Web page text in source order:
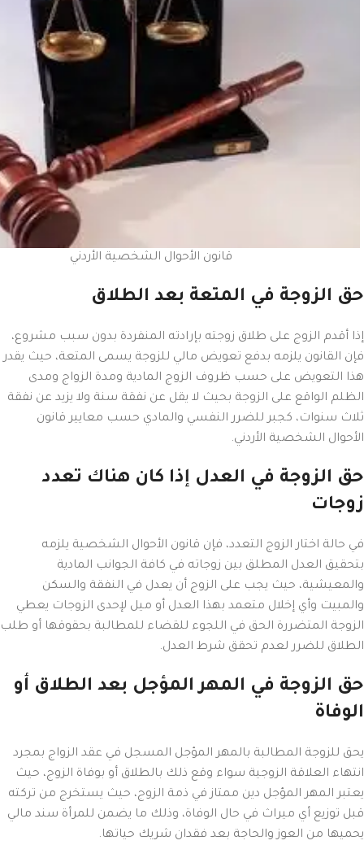
قانون الأحوال الشخصية الأردني
حق الزوجة في المتعة بعد الطلاق
إذا أقدم الزوج على طلاق زوجته بإرادته المنفردة بدون سبب مشروع،
فإن القانون يلزمه بدفع تعويض مالي للزوجة يسمى المتعة، حيث يقدر
هذا التعويض على حسب ظروف الزوج المادية ومدة الزواج ومدى
الظلم الواقع على الزوجة بحيث لا يقل عن نفقة سنة ولا يزيد عن نفقة
ثلاث سنوات، كجبر للضرر النفسي والمادي حسب معايير قانون
الأحوال الشخصية الأردني.
حق الزوجة في العدل إذا كان هناك تعدد
زوجات
في حالة اختار الزوج التعدد، فإن قانون الأحوال الشخصية يلزمه
بتحقيق العدل المطلق بين زوجاته في كافة الجوانب المادية
والمعيشية، حيث يجب على الزوج أن يعدل في النفقة والسكن
والمبيت وأي إخلال متعمد بهذا العدل أو ميل لإحدى الزوجات يعطي
الزوجة المتضررة الحق في اللجوء للقضاء للمطالبة بحقوقها أو طلب
الطلاق للضرر لعدم تحقق شرط العدل.
حق الزوجة في المهر المؤجل بعد الطلاق أو
الوفاة
يحق للزوجة المطالبة بالمهر المؤجل المسجل في عقد الزواج بمجرد
انتهاء العلاقة الزوجية سواء وقع ذلك بالطلاق أو بوفاة الزوج، حيث
يعتبر المهر المؤجل دين ممتاز في ذمة الزوج، حيث يستخرج من تركته
قبل توزيع أي ميراث في حال الوفاة، وذلك ما يضمن للمرأة سند مالي
يحميها من العوز والحاجة بعد فقدان شريك حياتها.